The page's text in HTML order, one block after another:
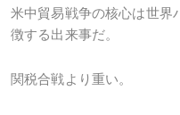
米中貿易戦争の核心は世界
徴する出来事だ。
関税合戦より重い。